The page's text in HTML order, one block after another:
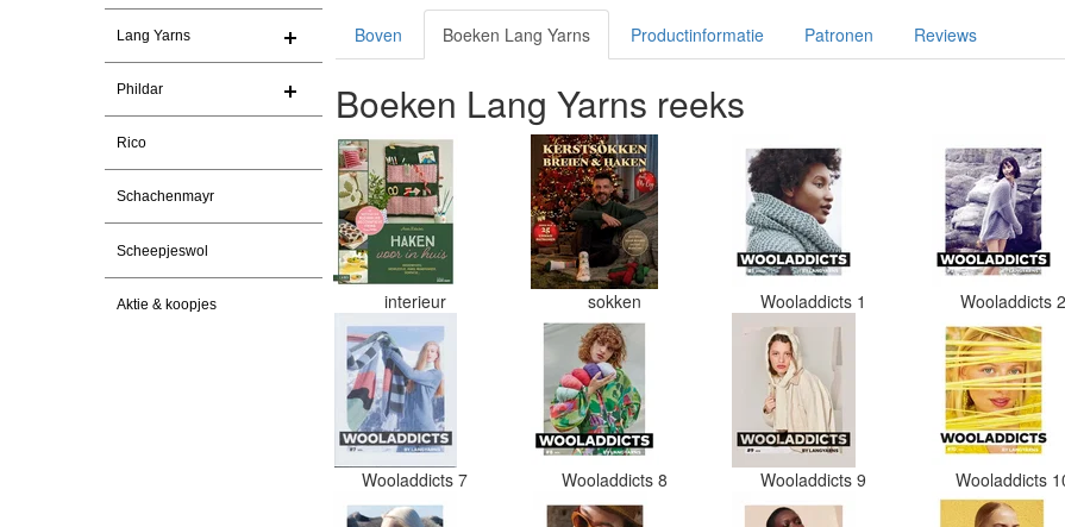
Lang Yarns
Phildar
Rico
Schachenmayr
Scheepjeswol
Aktie & koopjes
een
Had ook
maar
er nu
in het
jammer.
moet ik
gedaan.
kleuren
sticker
wel
viltwol.
Boven Boeken Lang Yarns Productinformatie Patronen Reviews
Boeken Lang Yarns reeks
interieur sokken Wooladdicts 1 Wooladdicts 2
Wooladdicts 7 Wooladdicts 8 Wooladdicts 9 Wooladdicts